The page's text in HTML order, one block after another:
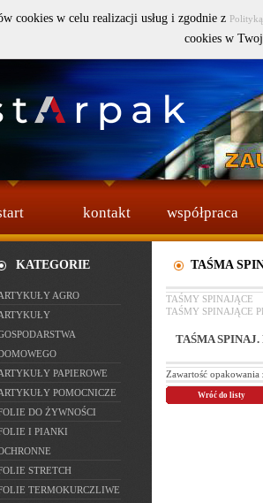
Szukaj :
kontakt współpraca
KATEGORIE
AGRO
PAPIEROWE
POMOCNICZE
DO ŻYWNOŚCI
I PIANKI
STRETCH
TERMOKURCZLIWE
TAŚMA
TAŚMY SPINAJĄCE
TAŚMY SPINAJĄCE
TAŚMA
Zawartość
Wróć do listy
cookies w celu realizacji usług i zgodnie z
cookies w